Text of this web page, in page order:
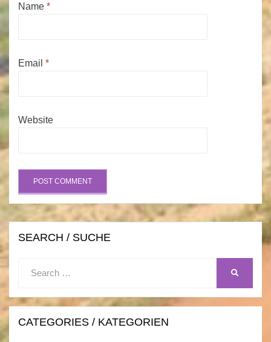
Name *
Email *
Website
SEARCH / SUCHE
CATEGORIES / KATEGORIEN